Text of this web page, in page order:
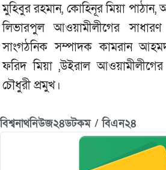
মুহিবুর রহমান, কোহিনূর মিয়া
লিভারপুল আওয়ামীলীগের
সাংগঠনিক সম্পাদক কামরান
ফরিদ মিয়া ,উইরাল
চৌধুরী প্রমুখ।
বিশ্বনাথনিউজ২৪ডটকম / বিএন২৪